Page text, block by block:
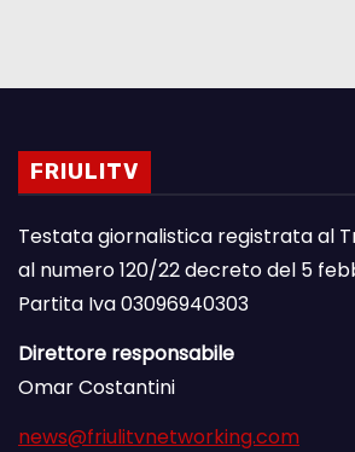
FRIULITV
Testata giornalistica registrata al
al numero 120/22 decreto del 5
Partita Iva 03096940303
Direttore responsabile
Omar Costantini
news@friulitvnetworking.com